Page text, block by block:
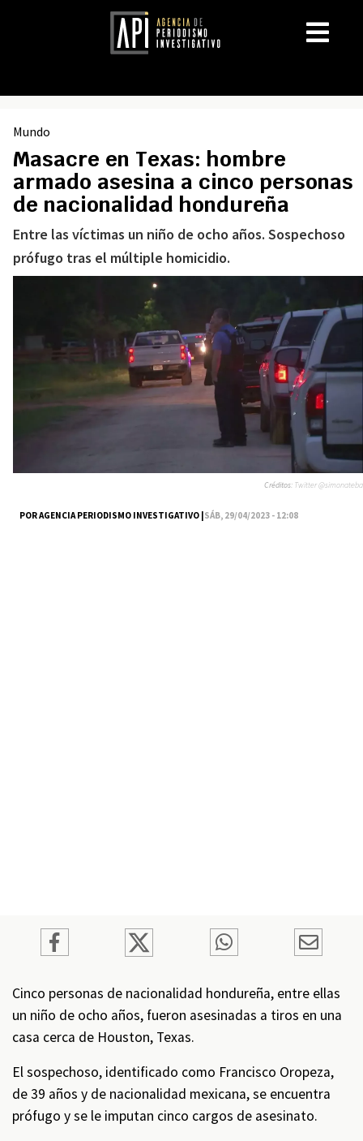
Mundo
Masacre en Texas: hombre
armado asesina a cinco personas
de nacionalidad hondureña
Entre las víctimas un niño de ocho años. Sospechoso
prófugo tras el múltiple homicidio.
POR AGENCIA PERIODISMO INVESTIGATIVO |SÁB, 29/04/2023 - 12:08
Créditos: Twitter @simonateba
Cinco personas de nacionalidad hondureña, entre ellas
un niño de ocho años, fueron asesinadas a tiros en una
casa cerca de Houston, Texas.
El sospechoso, identificado como Francisco Oropeza,
de 39 años y de nacionalidad mexicana, se encuentra
prófugo y se le imputan cinco cargos de asesinato.